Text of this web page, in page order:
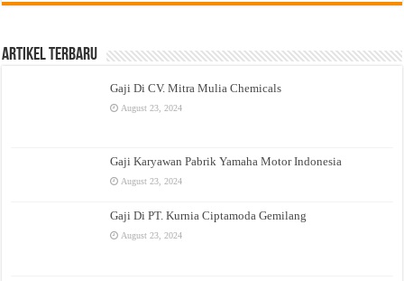
Artikel Terbaru
Gaji Di CV. Mitra Mulia Chemicals
August 23, 2024
Gaji Karyawan Pabrik Yamaha Motor Indonesia
August 23, 2024
Gaji Di PT. Kurnia Ciptamoda Gemilang
August 23, 2024